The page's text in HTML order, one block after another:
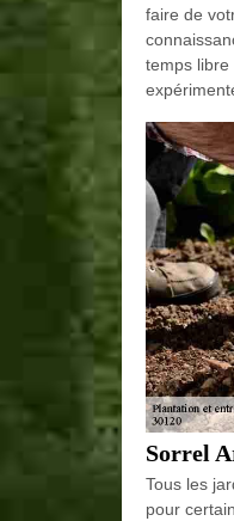
faire de
temps libre
Sorrel
Tous les
pour